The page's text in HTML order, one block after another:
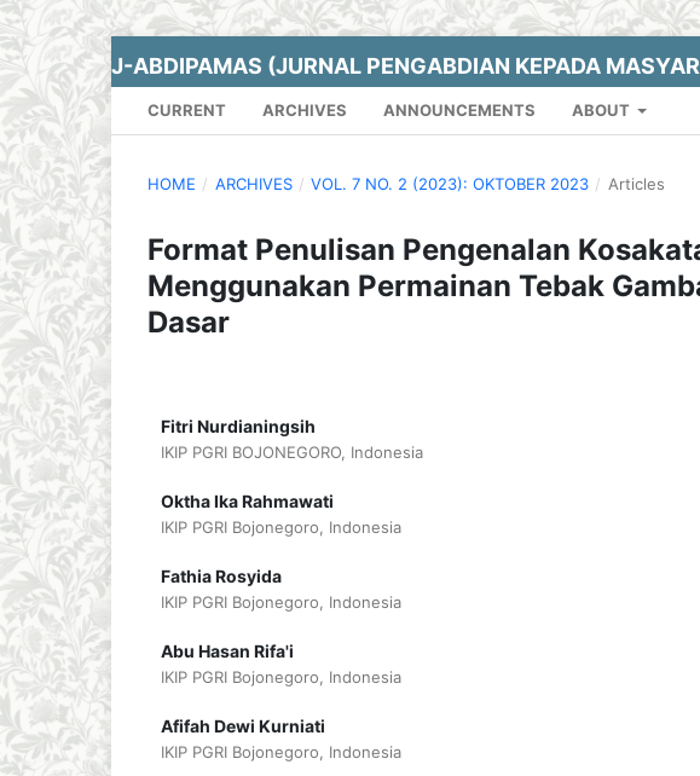
J-ABDIPAMAS (JURNAL PENGABDIAN KEPADA
CURRENT ARCHIVES ANNOUNCEMENTS ABOUT
HOME / ARCHIVES / VOL. 7 NO. 2 (2023): OKTOBER 2023 / Articles
Format Penulisan Pengenalan
Menggunakan Permainan Tebak
Dasar
Fitri Nurdianingsih
IKIP PGRI BOJONEGORO, Indonesia
Oktha Ika Rahmawati
IKIP PGRI Bojonegoro, Indonesia
Fathia Rosyida
IKIP PGRI Bojonegoro, Indonesia
Abu Hasan Rifa'i
IKIP PGRI Bojonegoro, Indonesia
Afifah Dewi Kurniati
IKIP PGRI Bojonegoro, Indonesia